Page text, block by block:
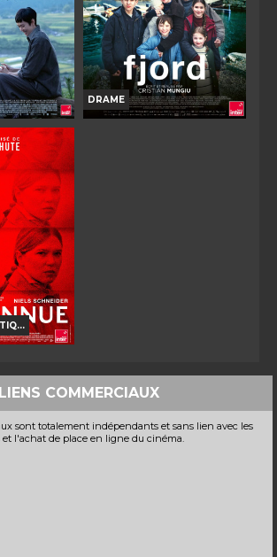
VF
TOUT PUBLIC VF
VD
Infos
VF
DRAME
Infos
LIENS COMMERCIAUX
sont totalement indépendants et sans lien avec les
et l'achat de place en ligne du cinéma.